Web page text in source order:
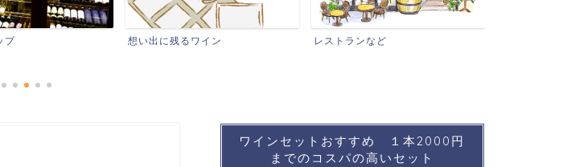
プ 想い出に残るワイン レストランなど
ワインセットおすすめ １本2000円
までのコスパの高いセット